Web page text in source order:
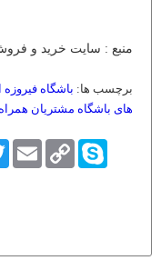
منبع : سایت خرید و
برچسب ها: باشگاه فیروزه
های باشگاه مشتریان
Email
Copy
Link
Skype